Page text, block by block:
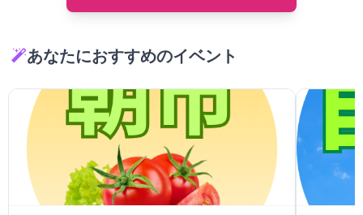
あなたにおすすめのイベント